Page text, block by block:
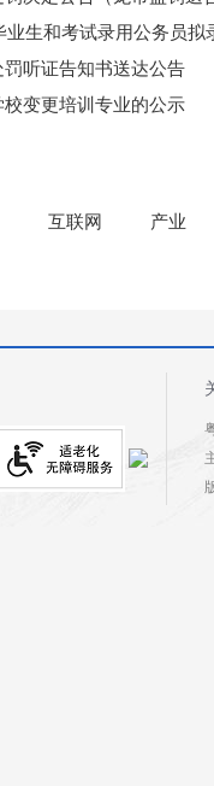
生和考试录用公务员拟
听证告知书送达公告
变更培训专业的公示
互联网 产业